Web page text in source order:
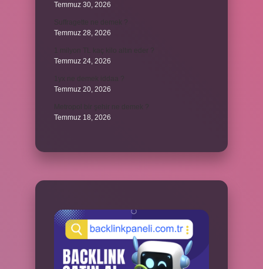
Temmuz 30, 2026
Temmuz 28, 2026
Temmuz 24, 2026
Temmuz 20, 2026
Temmuz 18, 2026